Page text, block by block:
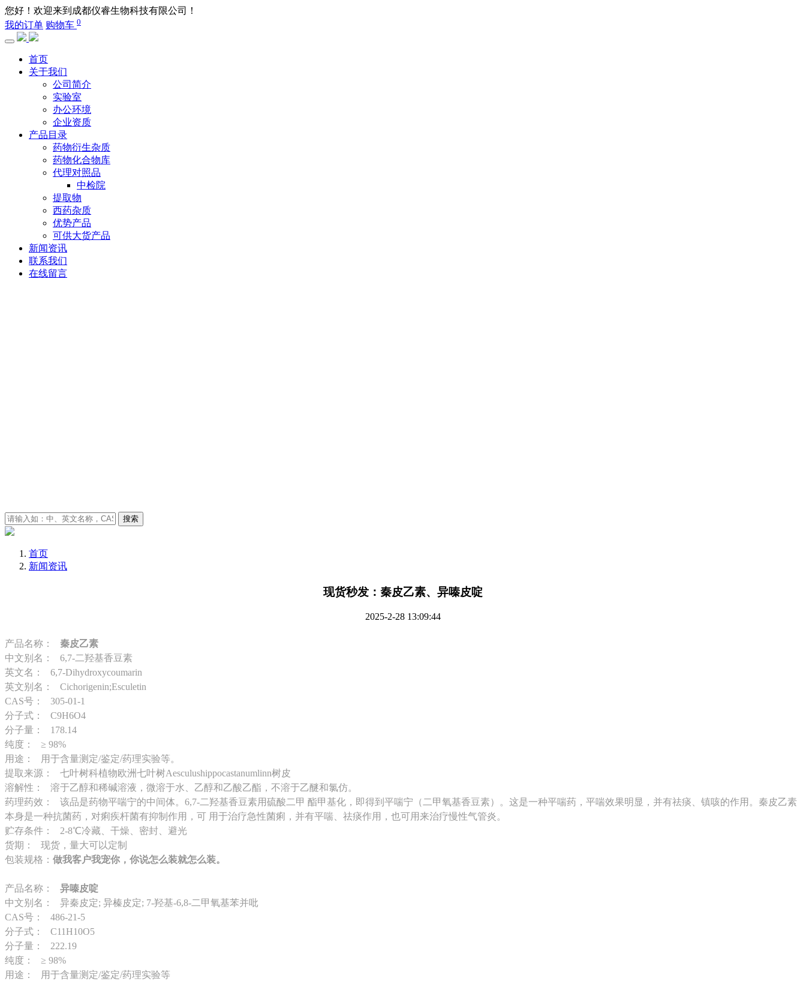
您好！欢迎来到成都仪睿生物科技有限公司！
我的订单 购物车 0
首页
关于我们
公司简介
实验室
办公环境
企业资质
产品目录
药物衍生杂质
药物化合物库
代理对照品
中检院
提取物
西药杂质
优势产品
可供大货产品
新闻资讯
联系我们
在线留言
搜索
首页
新闻资讯
现货秒发：秦皮乙素、异嗪皮啶
2025-2-28 13:09:44
产品名称： 秦皮乙素
中文别名： 6,7-二羟基香豆素
英文名： 6,7-Dihydroxycoumarin
英文别名： Cichorigenin;Esculetin
CAS号： 305-01-1
分子式： C9H6O4
分子量： 178.14
纯度： ≥ 98%
用途： 用于含量测定/鉴定/药理实验等。
提取来源： 七叶树科植物欧洲七叶树Aesculushippocastanumlinn树皮
溶解性： 溶于乙醇和稀碱溶液，微溶于水、乙醇和乙酸乙酯，不溶于乙醚和氯仿。
药理药效： 该品是药物平喘宁的中间体。6,7-二羟基香豆素用硫酸二甲 酯甲基化，即得到平喘宁（二甲氧基香豆素）。这是一种平喘药，平喘效果明显，并有祛痰、镇咳的作用。秦皮乙素
本身是一种抗菌药，对痢疾杆菌有抑制作用，可 用于治疗急性菌痢，并有平喘、祛痰作用，也可用来治疗慢性气管炎。
贮存条件： 2-8℃冷藏、干燥、密封、避光
货期： 现货，量大可以定制
包装规格： 做我客户我宠你，你说怎么装就怎么装。
产品名称： 异嗪皮啶
中文别名： 异秦皮定; 异榛皮定; 7-羟基-6,8-二甲氧基苯并吡
CAS号： 486-21-5
分子式： C11H10O5
分子量： 222.19
纯度： ≥ 98%
用途： 用于含量测定/鉴定/药理实验等